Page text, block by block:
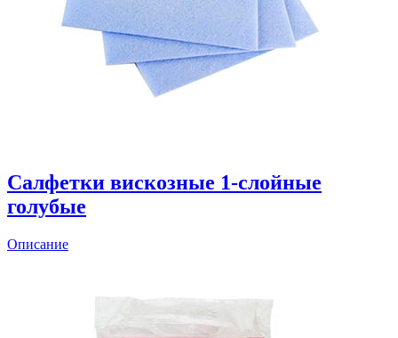
Салфетки вискозные 1-слойные
голубые
Описание